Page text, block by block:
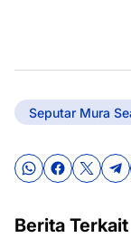
Seputar Mura
Berita Terkait